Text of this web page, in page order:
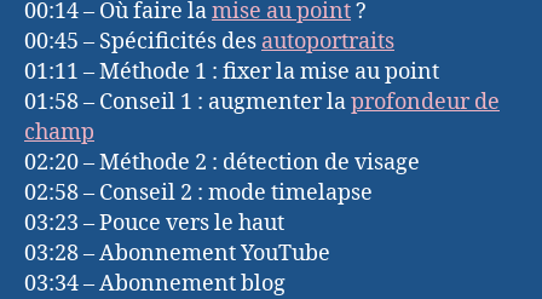
00:14 – Où faire lamise au point?
00:45 – Spécificités des autoportraits
01:11 – Méthode 1 : fixer la mise au point
01:58 – Conseil 1 : augmenter laprofondeur de
champ
02:20 – Méthode 2 : détection de visage
02:58 – Conseil 2 : mode timelapse
03:23 – Pouce vers le haut
03:28 – Abonnement YouTube
03:34 – Abonnement blog